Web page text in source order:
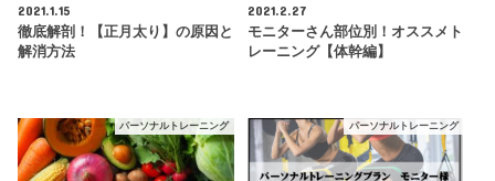
2021.1.15
徹底解剖！【正月太り】の原因と
解消方法
2021.2.27
モニターさん部位別！オススメト
レーニング【体幹編】
パーソナルトレーニング パーソナルトレーニング